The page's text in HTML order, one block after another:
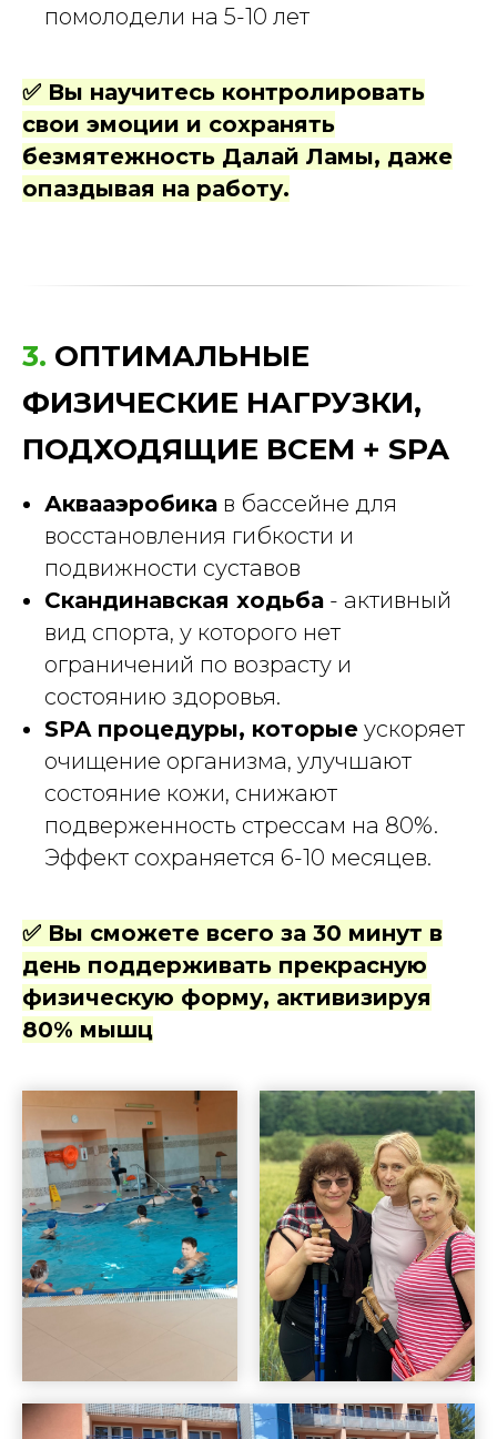
помолодели на 5-10 лет
✅ Вы научитесь контролировать
свои эмоции и сохранять
безмятежность Далай Ламы, даже
опаздывая на работу.
3. ОПТИМАЛЬНЫЕ
ФИЗИЧЕСКИЕ НАГРУЗКИ,
ПОДХОДЯЩИЕ ВСЕМ + SPA
Аквааэробика в бассейне для
восстановления гибкости и
подвижности суставов
Скандинавская ходьба - активный
вид спорта, у которого нет
ограничений по возрасту и
состоянию здоровья.
SPA процедуры, которые ускоряет
очищение организма, улучшают
состояние кожи, снижают
подверженность стрессам на 80%.
Эффект сохраняется 6-10 месяцев.
✅ Вы сможете всего за 30 минут в
день поддерживать прекрасную
физическую форму, активизируя
80% мышц